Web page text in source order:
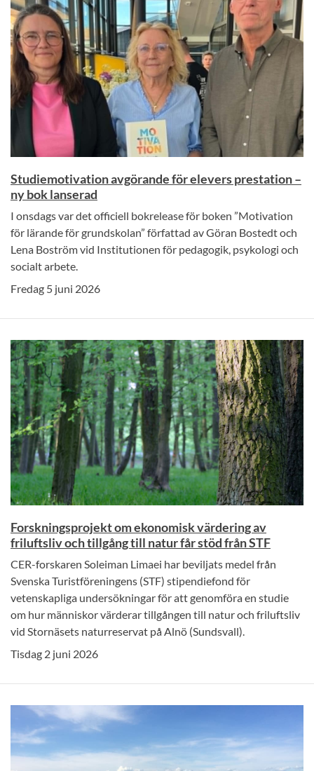
Studiemotivation avgörande för elevers prestation –
ny bok lanserad
I onsdags var det officiell bokrelease för boken ”Motivation
för lärande för grundskolan” författad av Göran Bostedt och
Lena Boström vid Institutionen för pedagogik, psykologi och
socialt arbete.
Fredag 5 juni 2026
Forskningsprojekt om ekonomisk värdering av
friluftsliv och tillgång till natur får stöd från STF
CER-forskaren Soleiman Limaei har beviljats medel från
Svenska Turistföreningens (STF) stipendiefond för
vetenskapliga undersökningar för att genomföra en studie
om hur människor värderar tillgången till natur och friluftsliv
vid Stornäsets naturreservat på Alnö (Sundsvall).
Tisdag 2 juni 2026